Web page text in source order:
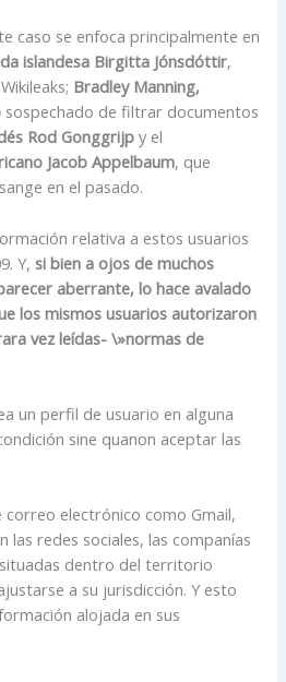
caso se enfoca principalmente en
islandesa Birgitta Jónsdóttir,
Bradley Manning,
sospechado de filtrar documentos
Rod Gonggrijp y el
Jacob Appelbaum, que
en el pasado.
relativa a estos usuarios
Y,si bien a ojos de muchos
aberrante, lo hace avalado
los mismos usuarios autorizaron
vez leídas- \»normas de
un perfil de usuario en alguna
sine quanon aceptar las
electrónico como Gmail,
las redes sociales, las companías
dentro del territorio
a su jurisdicción. Y esto
alojada en sus